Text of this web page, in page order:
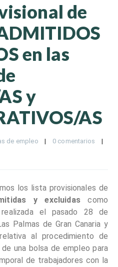
de
en las
y
AS
de empleo | 0 comentarios
|
los lista provisionales de
y excluidascomo
el pasado 28 de
Palmas de Gran Canaria y
al procedimiento de
una bolsa de empleo para
de trabajadores con la